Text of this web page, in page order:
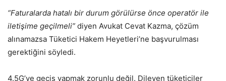
“Faturalarda hatalı bir durum görülürse önce operatör ile
iletişime geçilmeli” diyen Avukat Cevat Kazma, çözüm
alınamazsa Tüketici Hakem Heyetleri’ne başvurulması
gerektiğini söyledi.
4.5G’ye geçiş yapmak zorunlu değil. Dileyen tüketiciler